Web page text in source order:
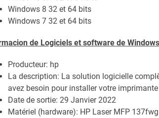
Windows 8 32 et 64 bits
Windows 7 32 et 64 bits
de Logiciels et software de Windows
Producteur: hp
La description: La solution logicielle
avez besoin pour installer votre imprimante
Date de sortie: 29 Janvier 2022
Matériel (hardware): HP Laser MFP 137fwg